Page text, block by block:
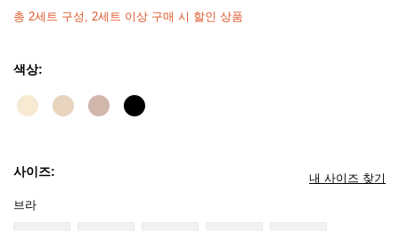
총 2세트 구성, 2세트 이상 구매 시 할인 상품
색상:
사이즈: 내 사이즈 찾기
브라